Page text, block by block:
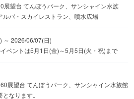
デフォルメイラストが描かれた
撮影会などのスペシャルイベン
リジナルフォトスポットが登場
が「名探偵コナン」一色に染まり
展望台 てんぼうパーク、サンシャイン水族
ルパ・スカイレストラン、噴水広場
～ 2026/06/07(日)
ベントは5月1日(金)～5月5日(火・祝)まで
展望台 てんぼうパーク、サンシャイン水族館
なります。